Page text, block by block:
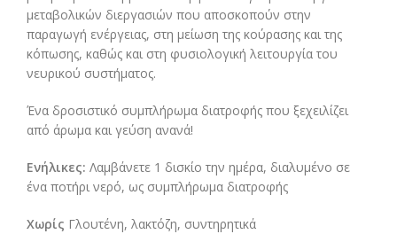
μεταβολικών διεργασιών που αποσκοπούν στην
παραγωγή ενέργειας, στη μείωση της κούρασης και της
κόπωσης, καθώς και στη φυσιολογική λειτουργία του
νευρικού συστήματος.
Ένα δροσιστικό συμπλήρωμα διατροφής που ξεχειλίζει
από άρωμα και γεύση ανανά!
Ενήλικες: Λαμβάνετε 1 δισκίο την ημέρα, διαλυμένο σε
ένα ποτήρι νερό, ως συμπλήρωμα διατροφής
Χωρίς Γλουτένη, λακτόζη, συντηρητικά